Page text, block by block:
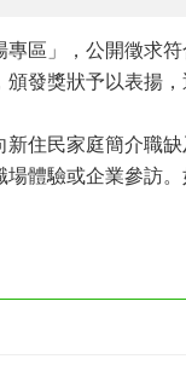
區」，公開徵求
發獎狀予以表揚
住民家庭簡介職
體驗或企業參訪。